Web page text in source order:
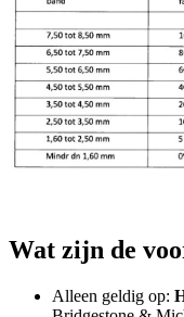
Wat zijn de
Alleen geldig op: